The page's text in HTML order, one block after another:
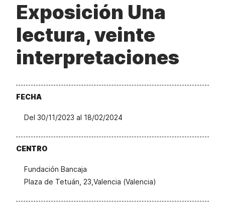
Exposición Una
lectura, veinte
interpretaciones
FECHA
Del 30/11/2023 al 18/02/2024
CENTRO
Fundación Bancaja
Plaza de Tetuán, 23,Valencia (Valencia)